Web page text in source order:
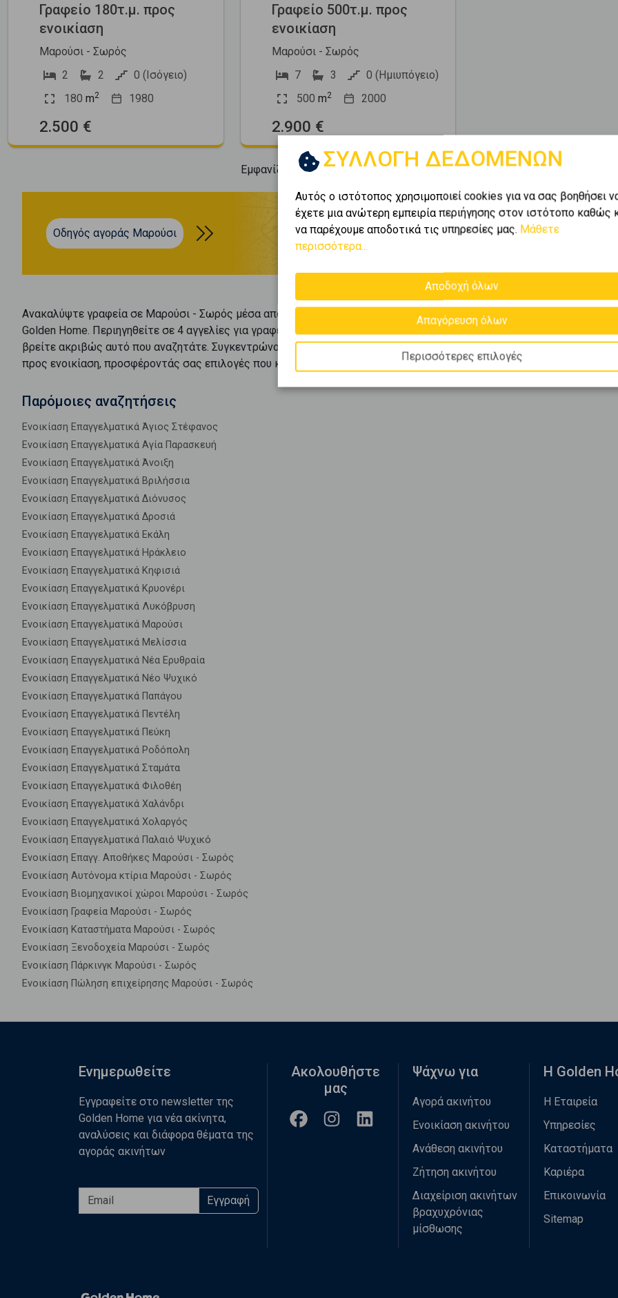
Γραφείο 180τ.μ. προς
ενοικίαση
Μαρούσι - Σωρός
2
2
0 (Ισόγειο)
180 m2 1980
2.500 €
Γραφείο 500τ.μ. προς
ενοικίαση
Μαρούσι - Σωρός
7
3
0 (Ημιυπόγειο)
500 m2 2000
2.900 €
Εμφανίζονται1-4από 4.
Οδηγός αγοράς Μαρούσι
Ανακαλύψτε γραφεία σε Μαρούσι - Σωρός μέσα από το πλούσιο χαρτοφυλάκιο της
Golden Home. Περιηγηθείτε σε 4 αγγελίες για γραφεία σε
βρείτε ακριβώς αυτό που αναζητάτε. Συγκεντρώνουμε τις καλύτερες ευκαιρίες
προς ενοικίαση, προσφέροντάς σας επιλογές που καλύπτουν κάθε ανάγκη.
Παρόμοιες αναζητήσεις
Ενοικίαση Επαγγελματικά Άγιος Στέφανος
Ενοικίαση Επαγγελματικά Αγία Παρασκευή
Ενοικίαση Επαγγελματικά Άνοιξη
Ενοικίαση Επαγγελματικά Βριλήσσια
Ενοικίαση Επαγγελματικά Διόνυσος
Ενοικίαση Επαγγελματικά Δροσιά
Ενοικίαση Επαγγελματικά Εκάλη
Ενοικίαση Επαγγελματικά Ηράκλειο
Ενοικίαση Επαγγελματικά Κηφισιά
Ενοικίαση Επαγγελματικά Κρυονέρι
Ενοικίαση Επαγγελματικά Λυκόβρυση
Ενοικίαση Επαγγελματικά Μαρούσι
Ενοικίαση Επαγγελματικά Μελίσσια
Ενοικίαση Επαγγελματικά Νέα Ερυθραία
Ενοικίαση Επαγγελματικά Νέο Ψυχικό
Ενοικίαση Επαγγελματικά Παπάγου
Ενοικίαση Επαγγελματικά Πεντέλη
Ενοικίαση Επαγγελματικά Πεύκη
Ενοικίαση Επαγγελματικά Ροδόπολη
Ενοικίαση Επαγγελματικά Σταμάτα
Ενοικίαση Επαγγελματικά Φιλοθέη
Ενοικίαση Επαγγελματικά Χαλάνδρι
Ενοικίαση Επαγγελματικά Χολαργός
Ενοικίαση Επαγγελματικά Παλαιό Ψυχικό
Ενοικίαση Επαγγ. Αποθήκες Μαρούσι - Σωρός
Ενοικίαση Αυτόνομα κτίρια Μαρούσι - Σωρός
Ενοικίαση Βιομηχανικοί χώροι Μαρούσι - Σωρός
Ενοικίαση Γραφεία Μαρούσι - Σωρός
Ενοικίαση Καταστήματα Μαρούσι - Σωρός
Ενοικίαση Ξενοδοχεία Μαρούσι - Σωρός
Ενοικίαση Πάρκινγκ Μαρούσι - Σωρός
Ενοικίαση Πώληση επιχείρησης Μαρούσι - Σωρός
ΣΥΛΛΟΓΗ ΔΕΔΟΜΕΝΩΝ
Αυτός ο ιστότοπος χρησιμοποιεί cookies για να σας βοηθήσει
έχετε μια ανώτερη εμπειρία περιήγησης στον ιστότοπο καθώς
να παρέχουμε αποδοτικά τις υπηρεσίες μας. Μάθετε
περισσότερα...
Αποδοχή όλων
Απαγόρευση όλων
Περισσότερες επιλογές
Ενημερωθείτε
Εγγραφείτε στο newsletter της
Golden Home για νέα ακίνητα,
αναλύσεις και διάφορα θέματα της
αγοράς ακινήτων
Εγγραφή
Ακολουθήστε
μας
Ψάχνω για
Αγορά ακινήτου
Ενοικίαση ακινήτου
Ανάθεση ακινήτου
Ζήτηση ακινήτου
Διαχείριση ακινήτων
βραχυχρόνιας
μίσθωσης
Η Golden
Η Εταιρεία
Υπηρεσίες
Καταστήματα
Καριέρα
Επικοινωνία
Sitemap